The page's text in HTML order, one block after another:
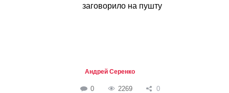
заговорило на пушту
Андрей Серенко
0 2269 0